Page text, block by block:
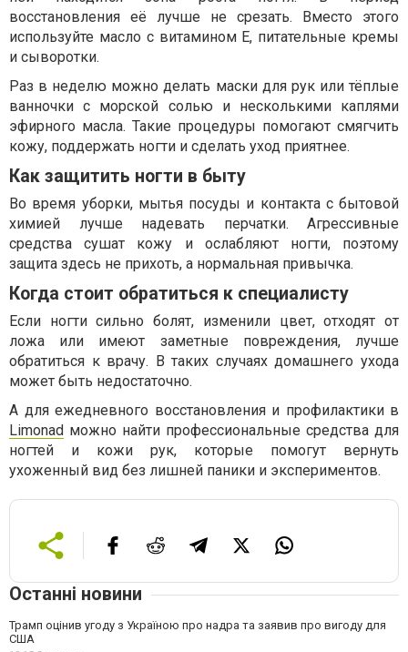
восстановления её лучше не срезать. Вместо этого
используйте масло с витамином Е, питательные кремы
и сыворотки.
Раз в неделю можно делать маски для рук или тёплые
ванночки с морской солью и несколькими каплями
эфирного масла. Такие процедуры помогают смягчить
кожу, поддержать ногти и сделать уход приятнее.
Как защитить ногти в быту
Во время уборки, мытья посуды и контакта с бытовой
химией лучше надевать перчатки. Агрессивные
средства сушат кожу и ослабляют ногти, поэтому
защита здесь не прихоть, а нормальная привычка.
Когда стоит обратиться к специалисту
Если ногти сильно болят, изменили цвет, отходят от
ложа или имеют заметные повреждения, лучше
обратиться к врачу. В таких случаях домашнего ухода
может быть недостаточно.
А для ежедневного восстановления и профилактики в
Limonad можно найти профессиональные средства для
ногтей и кожи рук, которые помогут вернуть
ухоженный вид без лишней паники и экспериментов.
Останні новини
Трамп оцінив угоду з Україною про надра та заявив про вигоду для
США